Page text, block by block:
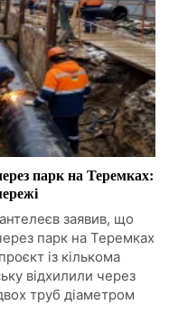
парк на Теремках:
заявив, що
парк на Теремках
із кількома
відхилили через
труб діаметром